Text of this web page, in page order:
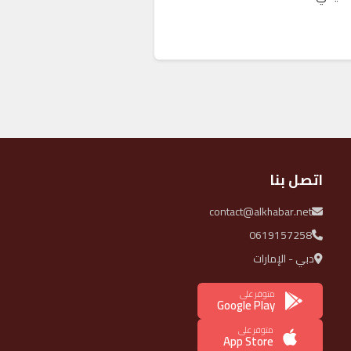
اتصل بنا
contact@alkhabar.net
0619157258
دبي - الإمارات
متوفر على
Google Play
متوفر على
App Store